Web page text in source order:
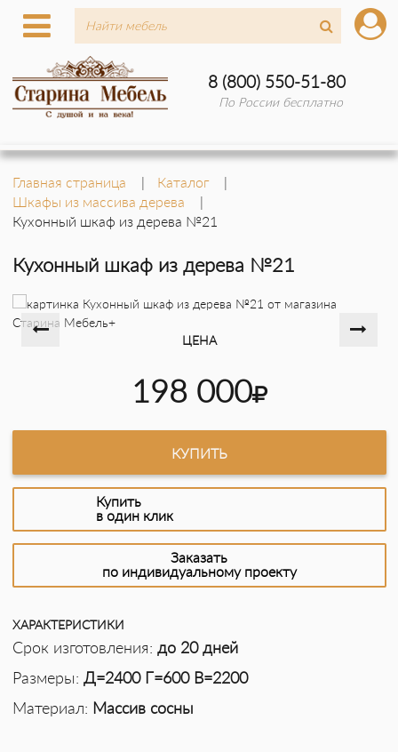
8 (800) 550-51-80
По России бесплатно
Главная страница
Каталог
Шкафы из массива дерева
Кухонный шкаф из дерева №21
Кухонный шкаф из дерева №21
ЦЕНА
198 000
КУПИТЬ
Купить
в один клик
Заказать
по индивидуальному проекту
ХАРАКТЕРИСТИКИ
Срок изготовления: до 20 дней
Размеры: Д=2400 Г=600 В=2200
Материал: Массив сосны